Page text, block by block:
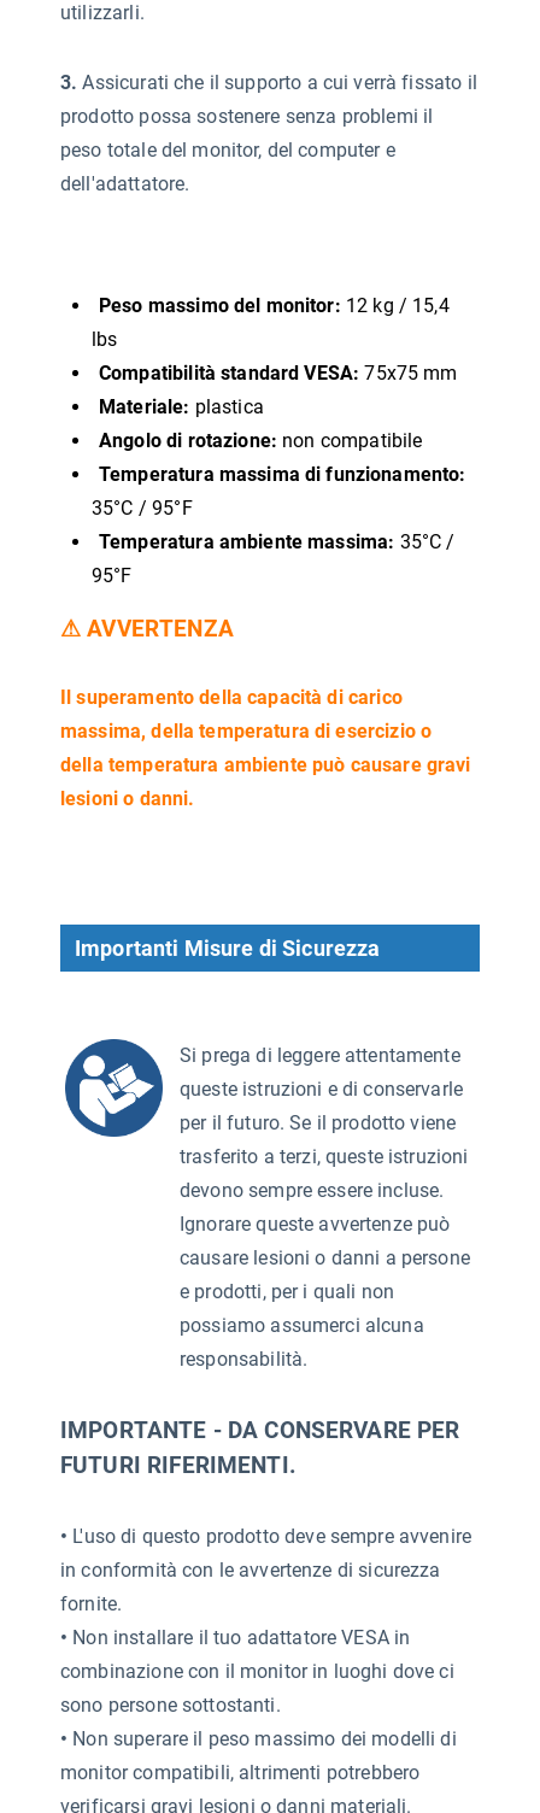
utilizzarli.
3.Assicurati che il supporto a cui verrà fissato il
prodotto possa sostenere senza problemi il
peso totale del monitor, del computer e
dell'adattatore.
Peso massimo del monitor: 12 kg / 15,4
lbs
Compatibilità standard VESA: 75x75 mm
Materiale: plastica
Angolo di rotazione: non compatibile
Temperatura massima di funzionamento:
35°C / 95°F
Temperatura ambiente massima: 35°C /
95°F
⚠AVVERTENZA
Il superamento della capacità di carico
massima, della temperatura di esercizio o
della temperatura ambiente può causare gravi
lesioni o danni.
Importanti Misure di Sicurezza
Si prega di leggere attentamente
queste istruzioni e di conservarle
per il futuro. Se il prodotto viene
trasferito a terzi, queste istruzioni
devono sempre essere incluse.
Ignorare queste avvertenze può
causare lesioni o danni a persone
e prodotti, per i quali non
possiamo assumerci alcuna
responsabilità.
IMPORTANTE - DA CONSERVARE PER
FUTURI RIFERIMENTI.
• L'uso di questo prodotto deve sempre avvenire
in conformità con le avvertenze di sicurezza
fornite.
• Non installare il tuo adattatore VESA in
combinazione con il monitor in luoghi dove ci
sono persone sottostanti.
• Non superare il peso massimo dei modelli di
monitor compatibili, altrimenti potrebbero
verificarsi gravi lesioni o danni materiali.